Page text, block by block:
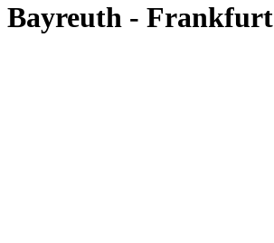
Bayreuth - Frankfurt